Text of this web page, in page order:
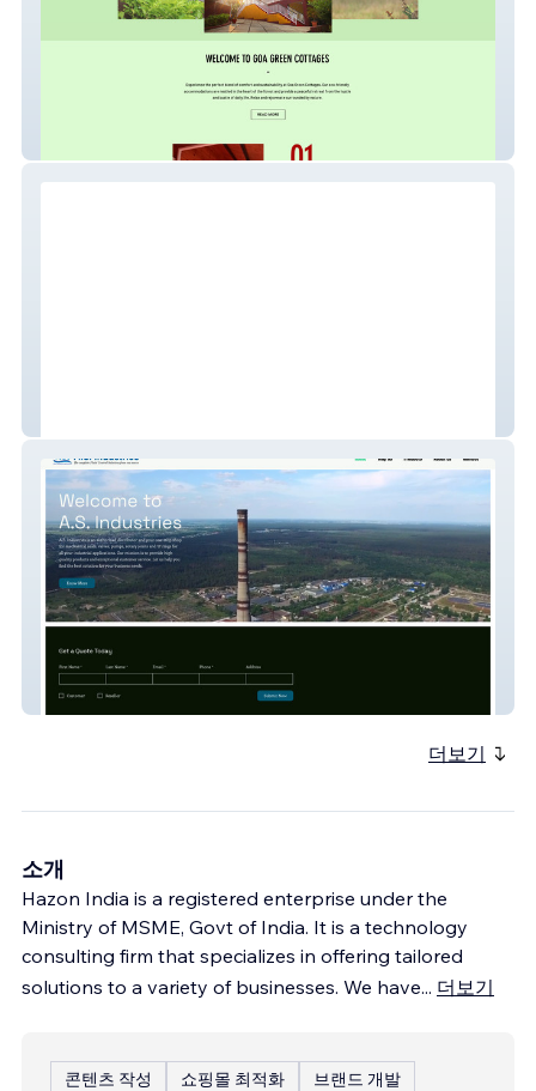
GOA GREEN COTTAGES
A.S. Industries
더보기
소개
Hazon India is a registered enterprise under the
Ministry of MSME, Govt of India. It is a technology
consulting firm that specializes in offering tailored
solutions to a variety of businesses. We have... 더보기
콘텐츠 작성 쇼핑몰 최적화
브랜드 개발